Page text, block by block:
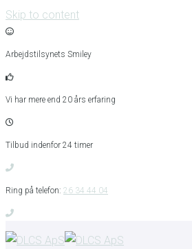
Skip to content
Arbejdstilsynets Smiley
Vi har mere end 20 års erfaring
Tilbud indenfor 24 timer
Ring på telefon: 26 34 44 04